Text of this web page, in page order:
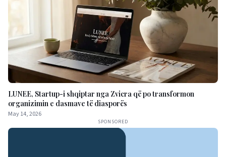
LUNEE, Startup-i shqiptar nga Zvicra që po transformon
organizimin e dasmave të diasporës
May 14, 2026
SPONSORED